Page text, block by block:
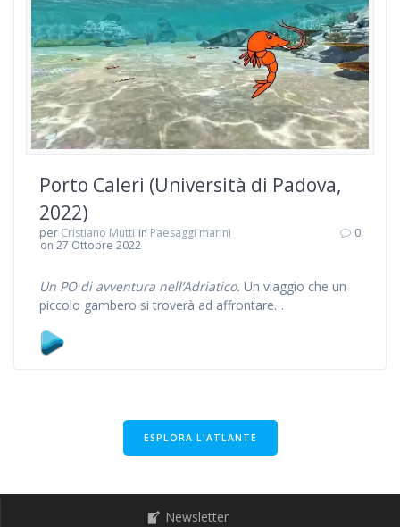
Porto Caleri (Università di Padova,
2022)
per Cristiano Mutti in Paesaggi marini
on 27 Ottobre 2022
0
Un PO di avventura nell’Adriatico. Un viaggio che un
piccolo gambero si troverà ad affrontare…
ESPLORA L'ATLANTE
Newsletter